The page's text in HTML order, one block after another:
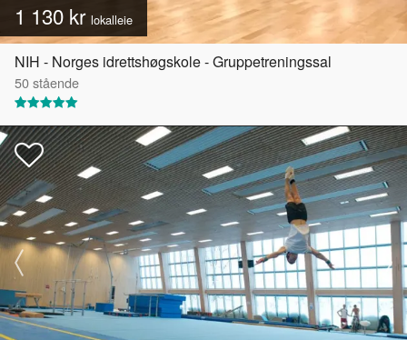
1 130 kr lokalleie
NIH - Norges idrettshøgskole - Gruppetreningssal
50stående